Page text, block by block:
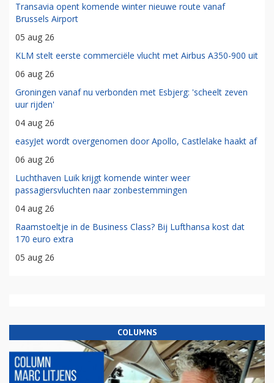
Transavia opent komende winter nieuwe route vanaf
Brussels Airport
05 aug 26
KLM stelt eerste commerciële vlucht met Airbus A350-900 uit
06 aug 26
Groningen vanaf nu verbonden met Esbjerg: 'scheelt zeven
uur rijden'
04 aug 26
easyJet wordt overgenomen door Apollo, Castlelake haakt af
06 aug 26
Luchthaven Luik krijgt komende winter weer
passagiersvluchten naar zonbestemmingen
04 aug 26
Raamstoeltje in de Business Class? Bij Lufthansa kost dat
170 euro extra
05 aug 26
COLUMNS